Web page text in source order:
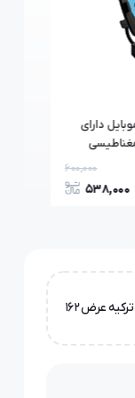
دارای
600,000
538,000
عرض ۱۶۲